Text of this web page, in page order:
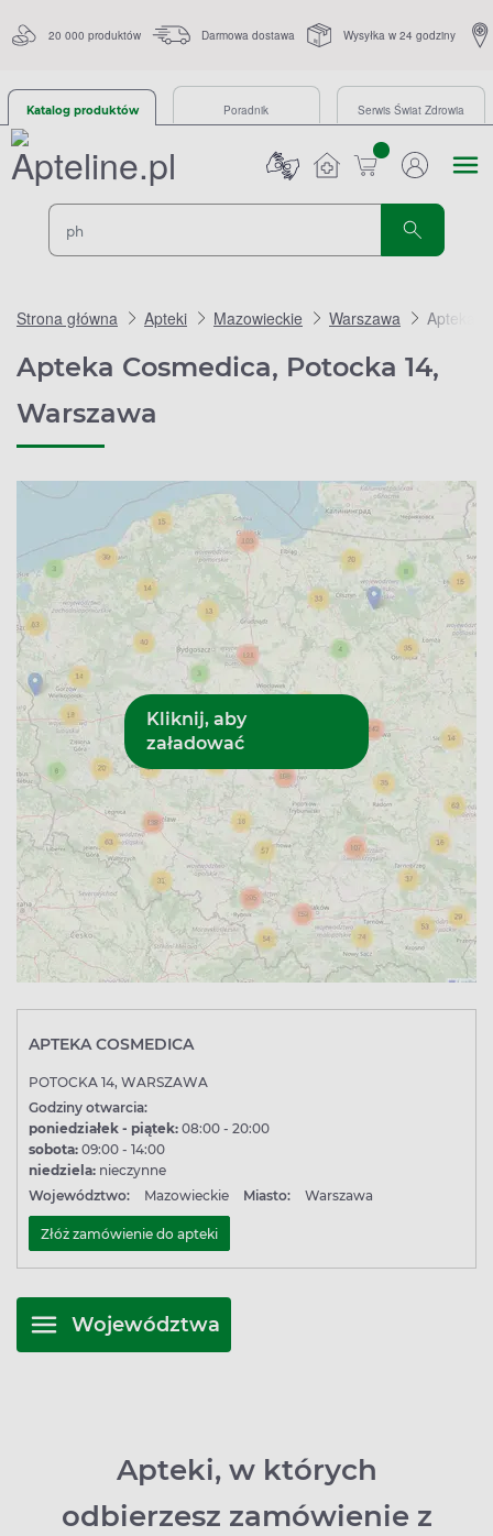
20 000 produktów Darmowa dostawa Wysyłka w 24 godziny
Katalog produktów Poradnik Serwis Świat Zdrowia
sztuk
Strona główna Apteki Mazowieckie Warszawa Apteka
Apteka Cosmedica, Potocka 14,
Warszawa
APTEKA COSMEDICA
POTOCKA 14, WARSZAWA
Godziny otwarcia:
poniedziałek - piątek: 08:00 - 20:00
sobota: 09:00 - 14:00
niedziela: nieczynne
Województwo:
Mazowieckie Miasto: Warszawa
Złóż zamówienie do apteki
Województwa
Apteki, w których
odbierzesz zamówienie z